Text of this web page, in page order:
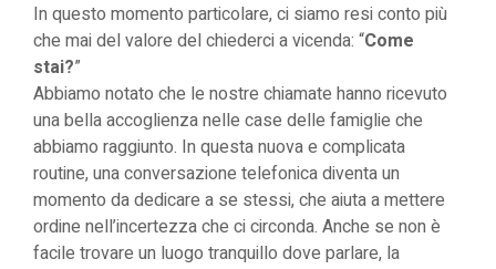
In questo momento particolare, ci siamo resi conto più
che mai del valore del chiederci a vicenda: “Come
stai?”
Abbiamo notato che le nostre chiamate hanno ricevuto
una bella accoglienza nelle case delle famiglie che
abbiamo raggiunto. In questa nuova e complicata
routine, una conversazione telefonica diventa un
momento da dedicare a se stessi, che aiuta a mettere
ordine nell’incertezza che ci circonda. Anche se non è
facile trovare un luogo tranquillo dove parlare, la